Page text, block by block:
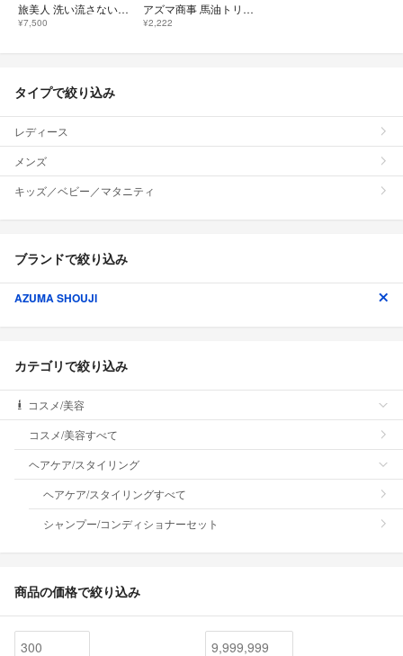
旅美人 洗い流さないヘアトリートメント1000g アズマ商事
¥7,500
アズマ商事 馬油トリートメント
¥2,222
タイプで絞り込み
レディース
メンズ
キッズ／ベビー／マタニティ
ブランドで絞り込み
AZUMA SHOUJI
カテゴリで絞り込み
コスメ/美容
コスメ/美容すべて
ヘアケア/スタイリング
ヘアケア/スタイリングすべて
シャンプー/コンディショナーセット
商品の価格で絞り込み